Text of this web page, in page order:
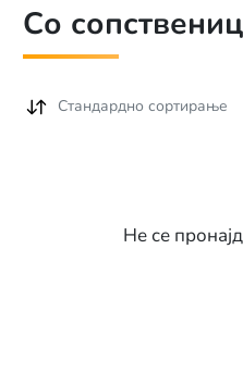
Со
Стандардно сортирање
Не се